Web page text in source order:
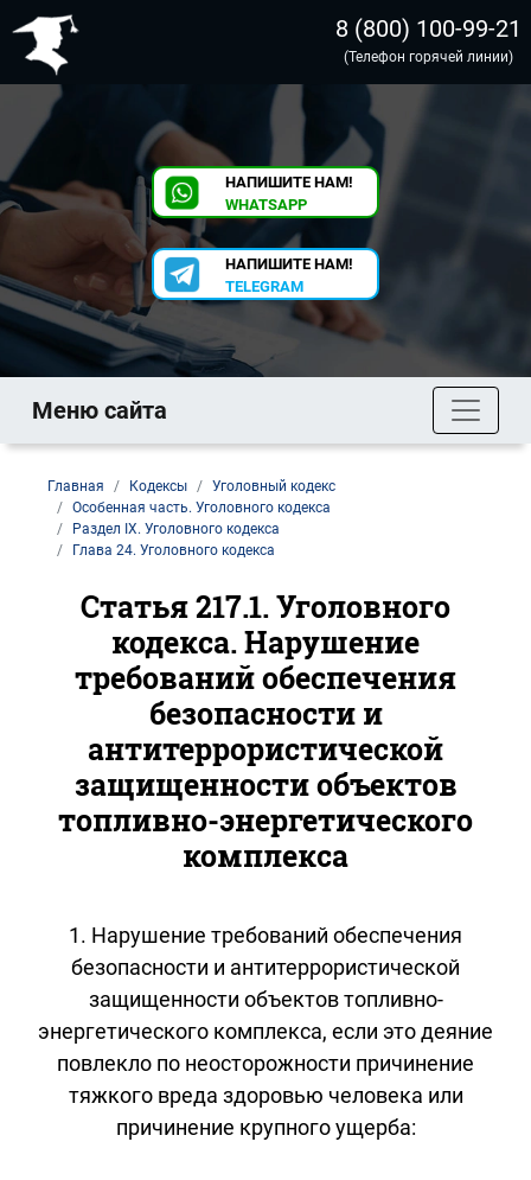
8 (800) 100-99-21
(Телефон горячей линии)
НАПИШИТЕ НАМ!
WHATSAPP
НАПИШИТЕ НАМ!
TELEGRAM
Меню сайта
Главная Кодексы
Уголовный кодекс
Особенная часть. Уголовного кодекса
Раздел IX. Уголовного кодекса
Глава 24. Уголовного кодекса
Статья 217.1. Уголовного
кодекса. Нарушение
требований обеспечения
безопасности и
антитеррористической
защищенности объектов
топливно-энергетического
комплекса
1. Нарушение требований обеспечения
безопасности и антитеррористической
защищенности объектов топливно-
энергетического комплекса, если это деяние
повлекло по неосторожности причинение
тяжкого вреда здоровью человека или
причинение крупного ущерба: